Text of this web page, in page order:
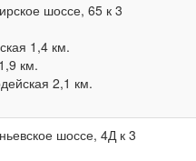
шоссе, 65 к 3
1,4 км.
км.
2,1 км.
шоссе, 4Д к 3